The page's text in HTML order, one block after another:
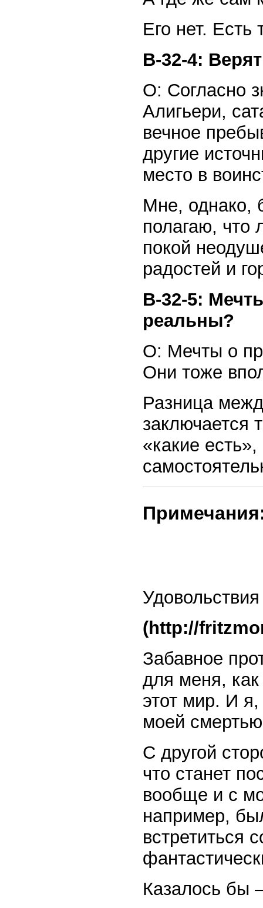
Его нет.
В-32-4:
О: Согласно
Алигьери,
вечное
другие
место в
Мне, однако,
полагаю, что
покой
радостей и
В-32-5:
реальны?
О: Мечты о
Они тоже
Разница
заключается
«какие
(http://
Забавное
для меня, как
этот мир. И
моей
С другой
что станет
вообще и с
например,
встретиться
Казалось бы